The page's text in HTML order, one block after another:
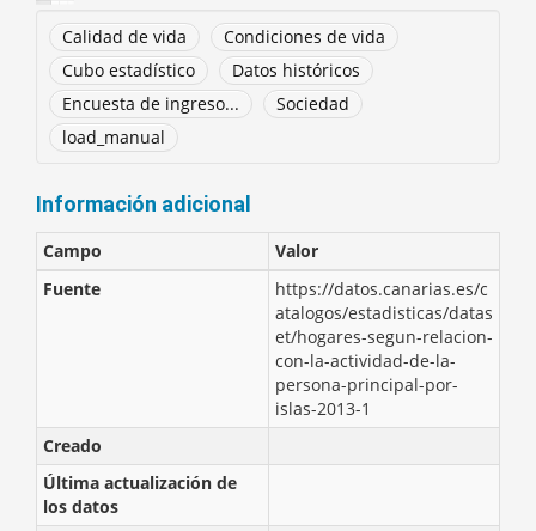
Calidad de vida
Condiciones de vida
Cubo estadístico
Datos históricos
Encuesta de ingreso...
Sociedad
load_manual
Información adicional
Campo
Valor
Fuente
https://datos.canarias.es/c
atalogos/estadisticas/datas
et/hogares-segun-relacion-
con-la-actividad-de-la-
persona-principal-por-
islas-2013-1
Creado
Última actualización de
los datos